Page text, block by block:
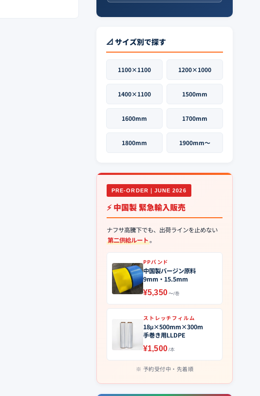
📐 サイズ別で探す
1100×1100 1200×1000
1400×1100 1500mm
1600mm 1700mm
1800mm 1900mm〜
PRE-ORDER｜JUNE 2026
⚡ 中国製 緊急輸入販売
ナフサ高騰下でも、出荷ラインを止めない
第二供給ルート。
PPバンド
中国製バージン原料
9mm・15.5mm
¥5,350〜/巻
ストレッチフィルム
18μ×500mm×300m
手巻き用LLDPE
¥1,500/本
予約受付中・先着順